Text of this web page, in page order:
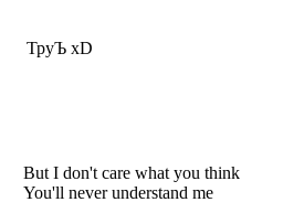
ТруЪ хD
But I don't care what you think
You'll never understand me